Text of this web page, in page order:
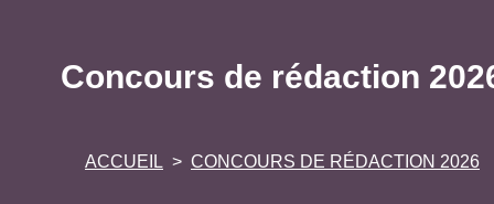
Concours de rédaction
ACCUEIL CONCOURS DE RÉDACTION 2026